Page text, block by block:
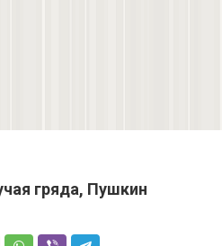
гряда, Пушкин